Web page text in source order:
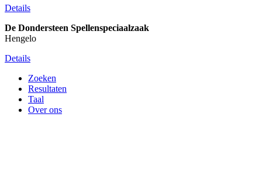
Details
De Dondersteen Spellenspeciaalzaak
Hengelo
Details
Zoeken
Resultaten
Taal
Over ons